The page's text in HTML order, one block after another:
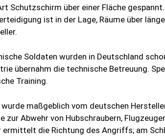
Schutzschirm über einer Fläche
ist in der Lage, Räume über
Soldaten wurden in Deutschland
übernahm die technische Betreuung.
Training.
maßgeblich vom deutschen
zur Abwehr von Hubschraubern,
ermittelt die Richtung des Angriffs; am